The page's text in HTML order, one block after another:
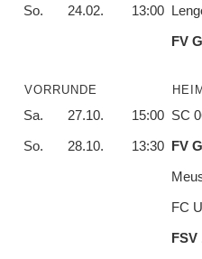
So.
24.02. 13:00
FV
VORRUNDE
Sa. 27.10. 15:00 SC
So.
28.10. 13:30 FV
FC
FSV